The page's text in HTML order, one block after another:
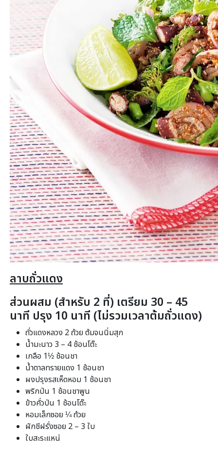
ลาบถั่วแดง
ส่วนผสม (สำหรับ 2 ที่) เตรียม 30 – 45
นาที ปรุง 10 นาที (ไม่รวมเวลาต้มถั่วแดง)
ถั่วแดงหลวง 2 ถ้วย ต้มจนนิ่มสุก
น้ำมะนาว 3 – 4 ช้อนโต๊ะ
เกลือ 1½ ช้อนชา
น้ำตาลทรายแดง 1 ช้อนชา
ผงปรุงรสเห็ดหอม 1 ช้อนชา
พริกป่น 1 ช้อนชาพูน
ข้าวคั่วป่น 1 ช้อนโต๊ะ
หอมเล็กซอย ¼ ถ้วย
ผักชีฝรั่งซอย 2 – 3 ใบ
ใบสะระแหน่